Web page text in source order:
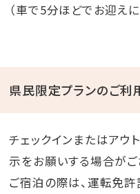
（車で5分ほどでお迎えに
県民限定プランのご利
チェックインまたはアウ
示をお願いする場合がご
ご宿泊の際は、運転免許